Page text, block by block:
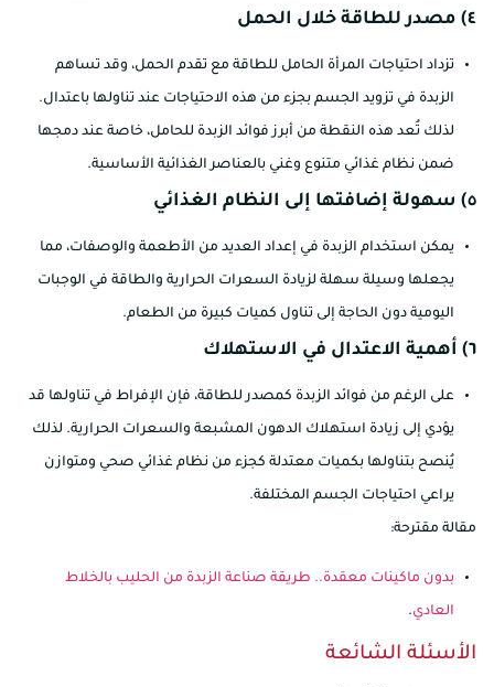
تزداد احتياجات المرأة الحامل للطاقة مع تقدم الحمل، وقد تساهم
الزبدة في تزويد الجسم بجزء من هذه الاحتياجات عند تناولها باعتدال.
لذلك تُعد هذه النقطة من أبرز فوائد الزبدة للحامل، خاصة عند دمجها
ضمن نظام غذائي متنوع وغني بالعناصر الغذائية الأساسية.
يمكن استخدام الزبدة في إعداد العديد من الأطعمة والوصفات، مما
يجعلها وسيلة سهلة لزيادة السعرات الحرارية والطاقة في الوجبات
اليومية دون الحاجة إلى تناول كميات كبيرة من الطعام.
على الرغم من فوائد الزبدة كمصدر للطاقة، فإن الإفراط في تناولها قد
يؤدي إلى زيادة استهلاك الدهون المشبعة والسعرات الحرارية. لذلك
يُنصح بتناولها بكميات معتدلة كجزء من نظام غذائي صحي ومتوازن
يراعي احتياجات الجسم المختلفة.
مقالة مقترحة:
بدون ماكينات معقدة.. طريقة صناعة الزبدة من الحليب بالخلاط
العادي.
الأسئلة الشائعة